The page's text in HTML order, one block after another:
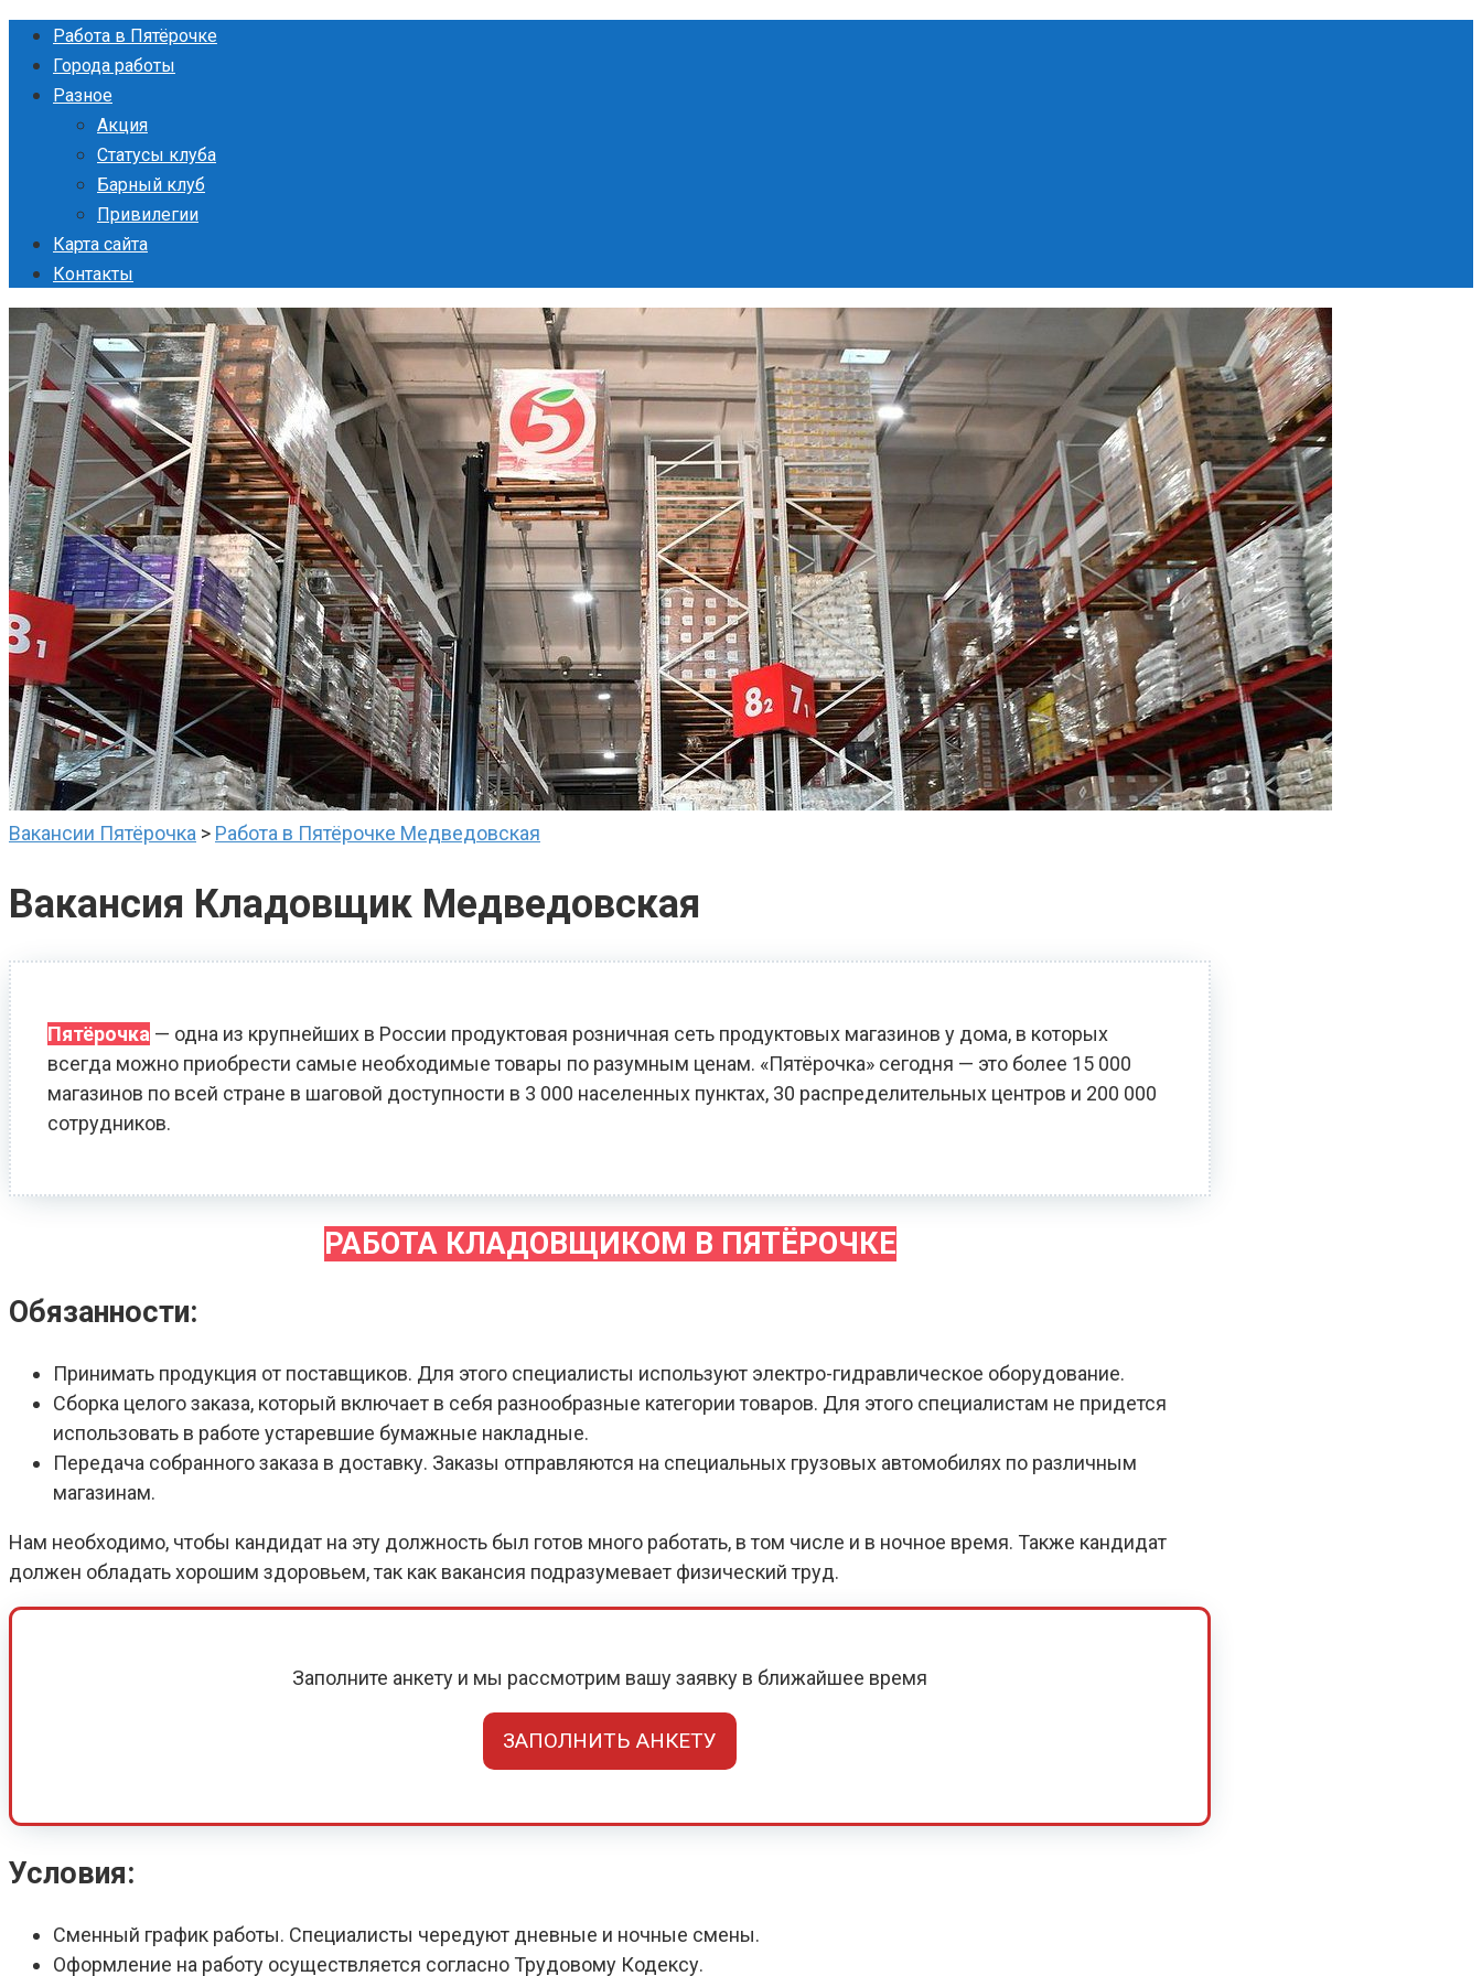
Перейти
контенту
Работа в Пятёрочке
Города работы
Разное
Акция
Статусы клуба
Барный клуб
Привилегии
Карта сайта
Контакты
Вакансии Пятёрочка > Работа в Пятёрочке Медведовская
Вакансия Кладовщик Медведовская
Пятёрочка — одна из крупнейших в России продуктовая розничная сеть продуктовых магазинов у дома, в которых
всегда можно приобрести самые необходимые товары по разумным ценам. «Пятёрочка» сегодня — это более 15 000
магазинов по всей стране в шаговой доступности в 3 000 населенных пунктах, 30 распределительных центров и 200 000
сотрудников.
РАБОТА КЛАДОВЩИКОМ В ПЯТЁРОЧКЕ
Обязанности:
Принимать продукция от поставщиков. Для этого специалисты используют электро-гидравлическое оборудование.
Сборка целого заказа, который включает в себя разнообразные категории товаров. Для этого специалистам не придется
использовать в работе устаревшие бумажные накладные.
Передача собранного заказа в доставку. Заказы отправляются на специальных грузовых автомобилях по различным
магазинам.
Нам необходимо, чтобы кандидат на эту должность был готов много работать, в том числе и в ночное время. Также кандидат
должен обладать хорошим здоровьем, так как вакансия подразумевает физический труд.
Заполните анкету и мы рассмотрим вашу заявку в ближайшее время
ЗАПОЛНИТЬ АНКЕТУ
Условия:
Сменный график работы. Специалисты чередуют дневные и ночные смены.
Оформление на работу осуществляется согласно Трудовому Кодексу.